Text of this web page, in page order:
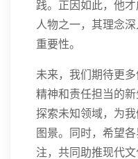
践。正因如此，他
人物之一，其理念
重要性。
未来，我们期待更
精神和责任担当的
探索未知领域，为
图景。同时，希望
注，共同助推现代